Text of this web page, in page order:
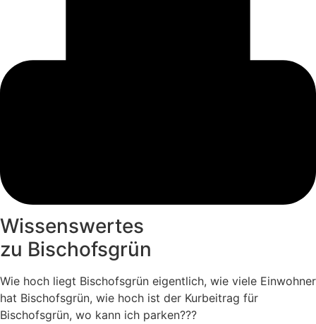
Wissenswertes
zu Bischofsgrün
Wie hoch liegt Bischofsgrün eigentlich, wie viele Einwohner
hat Bischofsgrün, wie hoch ist der Kurbeitrag für
Bischofsgrün, wo kann ich parken???